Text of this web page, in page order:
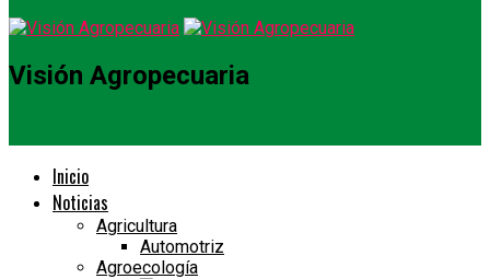
Visión Agropecuaria
Inicio
Noticias
Agricultura
Automotriz
Agroecología